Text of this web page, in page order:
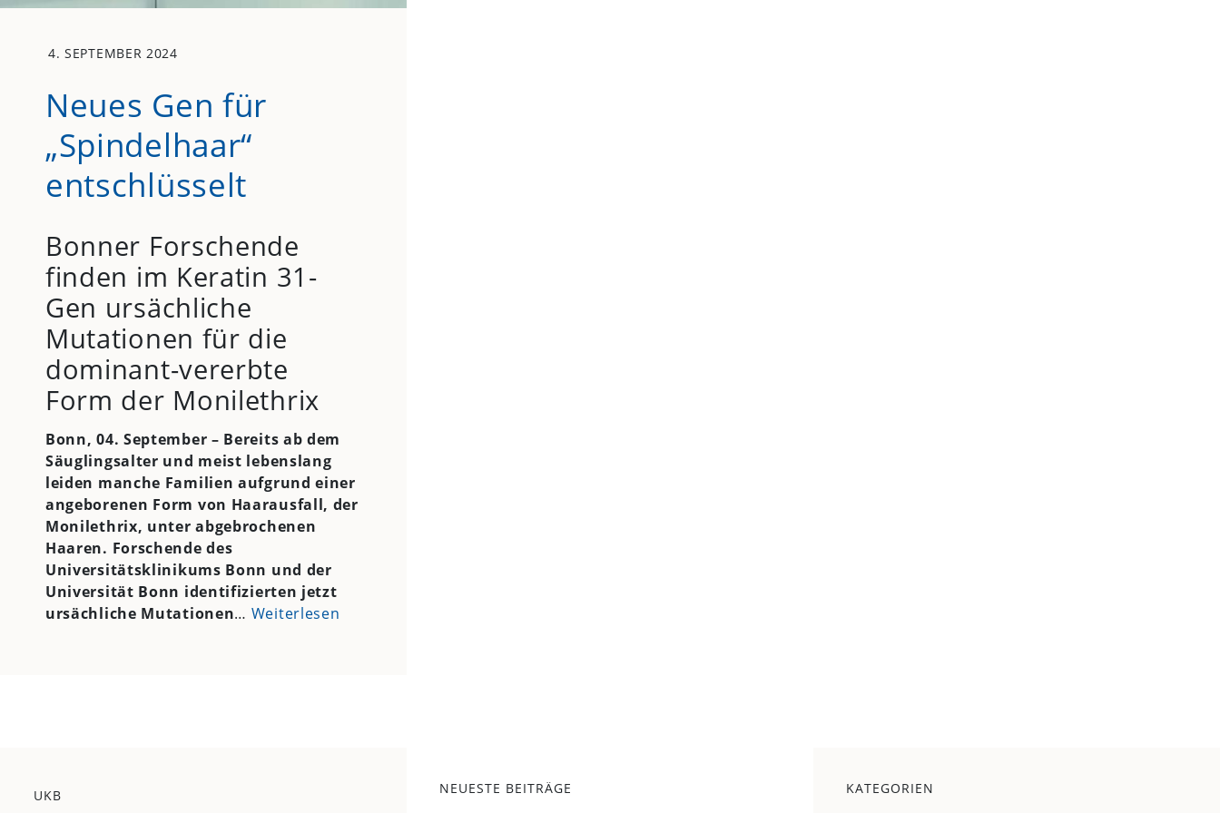
4. SEPTEMBER 2024
Neues Gen für
„Spindelhaar“
entschlüsselt
Bonner Forschende
finden im Keratin 31-
Gen ursächliche
Mutationen für die
dominant-vererbte
Form der Monilethrix
Bonn, 04. September – Bereits ab dem
Säuglingsalter und meist lebenslang
leiden manche Familien aufgrund einer
angeborenen Form von Haarausfall, der
Monilethrix, unter abgebrochenen
Haaren. Forschende des
Universitätsklinikums Bonn und der
Universität Bonn identifizierten jetzt
ursächliche Mutationen… Weiterlesen
UKB NEUESTE BEITRÄGE KATEGORIEN